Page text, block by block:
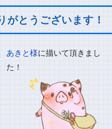
がとうございます！
あきと様に描いて頂きまし
た！